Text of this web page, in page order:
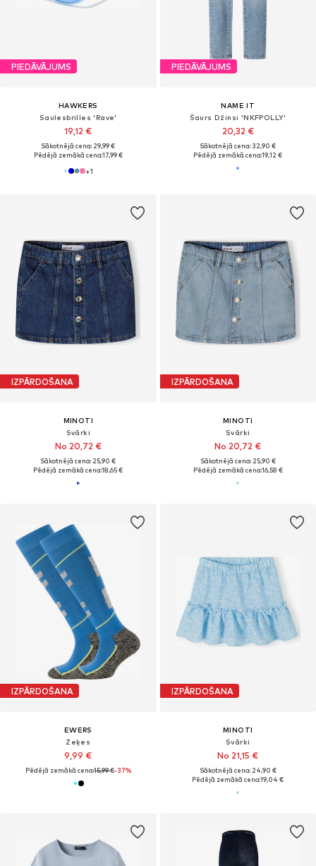
PIEDĀVĀJUMS
HAWKERS
Saulesbrilles 'Rave'
19,12 €
Sākotnējā cena: 29,99 €
Pēdējā zemākā cena:17,99 €
+1
PIEDĀVĀJUMS
NAME IT
Šaurs Džinsi 'NKFPOLLY'
20,32 €
Sākotnējā cena: 32,90 €
Pēdējā zemākā cena:19,12 €
IZPĀRDOŠANA
MINOTI
Svārki
No 20,72 €
Sākotnējā cena: 25,90 €
Pēdējā zemākā cena:18,65 €
IZPĀRDOŠANA
MINOTI
Svārki
No 20,72 €
Sākotnējā cena: 25,90 €
Pēdējā zemākā cena:16,58 €
IZPĀRDOŠANA
EWERS
Zeķes
9,99 €
Pēdējā zemākā cena:15,99 €-37%
IZPĀRDOŠANA
MINOTI
Svārki
No 21,15 €
Sākotnējā cena: 24,90 €
Pēdējā zemākā cena:19,04 €